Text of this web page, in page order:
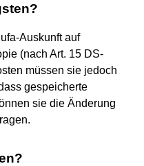
Auskunft auf
(nach Art. 15 DS-
müssen sie jedoch
gespeicherte
sie die Änderung